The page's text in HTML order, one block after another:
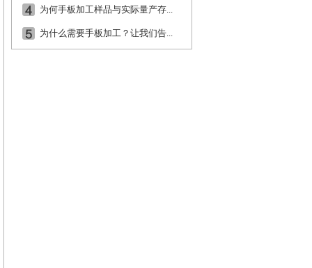
为何手板加工样品与实际量产存...
为什么需要手板加工？让我们告...